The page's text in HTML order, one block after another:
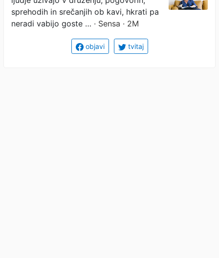
vedenjem
sprehodih in srečanjih ob kavi, hkrati pa
neradi vabijo goste … · Sensa · 2M
objavi tvitaj